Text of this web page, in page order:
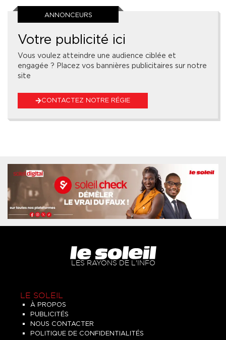
ANNONCEURS
Votre publicité ici
Vous voulez atteindre une audience ciblée et
engagée ? Placez vos bannières publicitaires sur notre
site
CONTACTEZ NOTRE RÉGIE
LES RAYONS DE L'INFO
LE SOLEIL
À PROPOS
PUBLICITÉS
NOUS CONTACTER
POLITIQUE DE CONFIDENTIALITÉS